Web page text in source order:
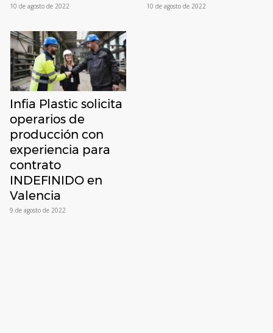
10 de agosto de 2022 10 de agosto de 2022
Infia Plastic solicita
operarios de
producción con
experiencia para
contrato
INDEFINIDO en
Valencia
9 de agosto de 2022